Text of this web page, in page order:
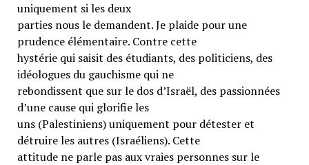
uniquement si les deux
parties nous le demandent. Je plaide pour une
prudence élémentaire. Contre cette
hystérie qui saisit des étudiants, des politiciens, des
idéologues du gauchisme qui ne
rebondissent que sur le dos d’Israël, des passionnées
d’une cause qui glorifie les
uns (Palestiniens) uniquement pour détester et
détruire les autres (Israéliens). Cette
attitude ne parle pas aux vraies personnes sur le